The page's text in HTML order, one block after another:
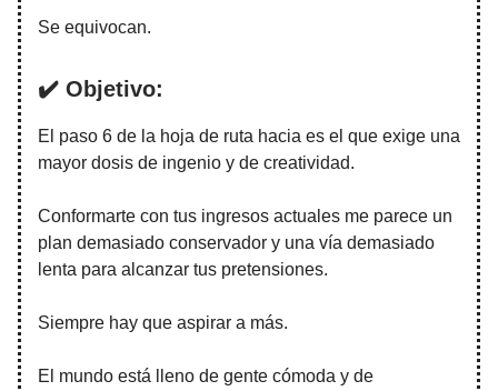
Se equivocan.
✔️ Objetivo:
El paso 6 de la hoja de ruta hacia es el que exige una
mayor dosis de ingenio y de creatividad.
Conformarte con tus ingresos actuales me parece un
plan demasiado conservador y una vía demasiado
lenta para alcanzar tus pretensiones.
Siempre hay que aspirar a más.
El mundo está lleno de gente cómoda y de